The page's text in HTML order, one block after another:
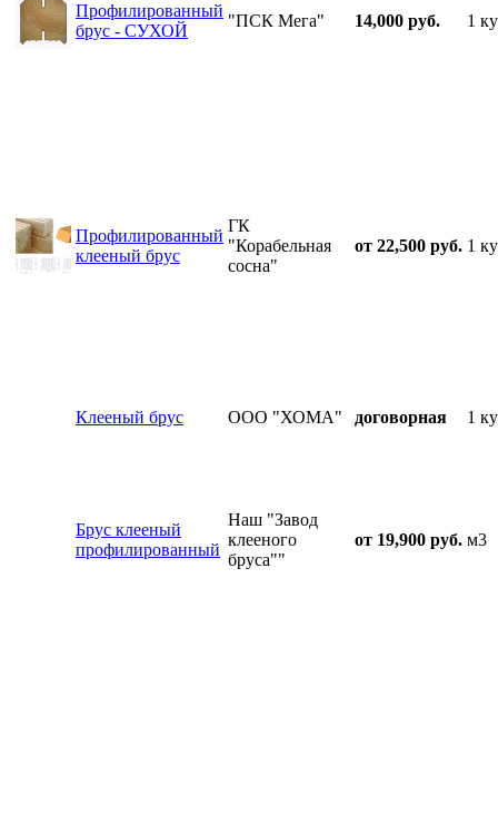
Профилированный
брус - СУХОЙ
"ПСК Мега" 14,000 руб. 1
Профилированный
клееный брус
ГК
"Корабельная
сосна"
от 22,500 руб. 1
Клееный брус ООО "ХОМА" договорная 1
Брус клееный
профилированный
Наш "Завод
клееного
бруса""
от 19,900 руб. м3